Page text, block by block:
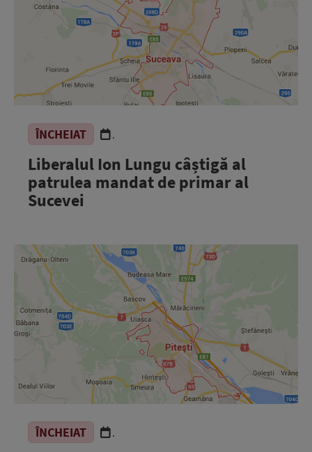
ÎNCHEIAT .
Liberalul Ion Lungu câștigă al
patrulea mandat de primar al
Sucevei
ÎNCHEIAT .